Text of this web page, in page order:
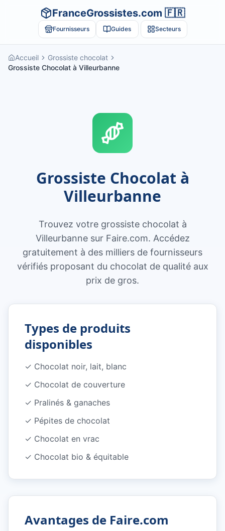
FranceGrossistes.com 🇫🇷
Fournisseurs Guides Secteurs
Accueil
Grossiste chocolat
Grossiste Chocolat à Villeurbanne
Grossiste Chocolat à
Villeurbanne
Trouvez votre grossiste chocolat à
Villeurbanne sur Faire.com. Accédez
gratuitement à des milliers de fournisseurs
vérifiés proposant du chocolat de qualité aux
prix de gros.
Types de produits
disponibles
✓ Chocolat noir, lait, blanc
✓ Chocolat de couverture
✓ Pralinés & ganaches
✓ Pépites de chocolat
✓ Chocolat en vrac
✓ Chocolat bio & équitable
Avantages de Faire.com